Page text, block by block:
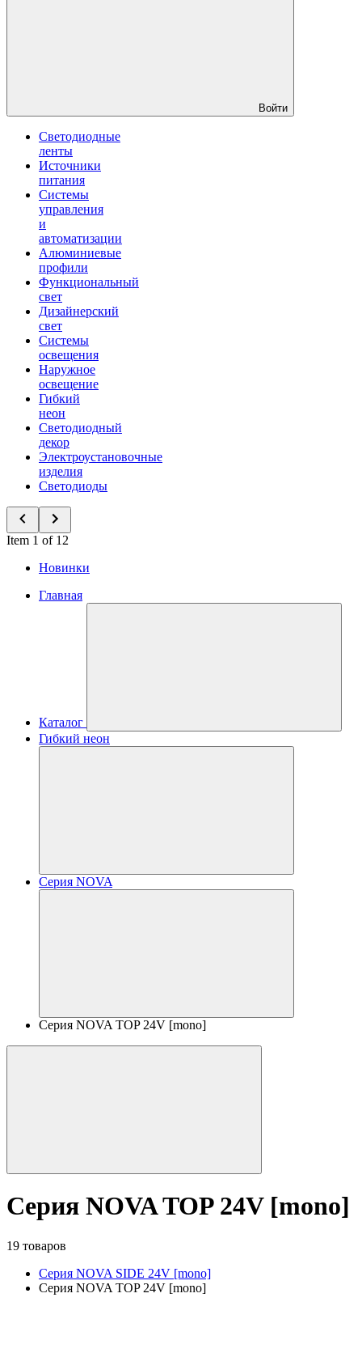
Войти
Светодиодные
ленты
Источники
питания
Системы
управления
и
автоматизации
Алюминиевые
профили
Функциональный
свет
Дизайнерский
свет
Системы
освещения
Наружное
освещение
Гибкий
неон
Светодиодный
декор
Электроустановочные
изделия
Светодиоды
Item 1 of 12
Новинки
Главная
Каталог
Гибкий неон
Серия NOVA
Серия NOVA TOP 24V [mono]
Серия NOVA TOP 24V [mono]
19 товаров
Серия NOVA SIDE 24V [mono]
Серия NOVA TOP 24V [mono]